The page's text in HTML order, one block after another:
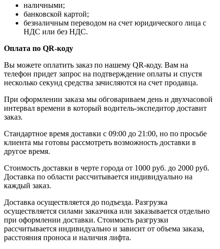
наличными;
банковской картой;
безналичным переводом на счет юридического лица с
НДС или без НДС.
Оплата по QR-коду
Вы можете оплатить заказ по нашему QR-коду. Вам на
телефон придет запрос на подтверждение оплаты и спустя
несколько секунд средства зачисляются на счет продавца.
При оформлении заказа мы обговариваем день и двухчасовой
интервал времени в который водитель-экспедитор доставит
заказ.
Стандартное время доставки с 09:00 до 21:00, но по просьбе
клиента мы готовы рассмотреть возможность доставки в
другое время.
Стоимость доставки в черте города от 1000 руб. до 2000 руб.
Доставка по области рассчитывается индивидуально на
каждый заказ.
Доставка осуществляется до подъезда. Разгрузка
осуществляется силами заказчика или заказывается отдельно
при оформлении доставки. Стоимость разгрузки
рассчитывается индивидуально и зависит от объема заказа,
расстояния проноса и наличия лифта.